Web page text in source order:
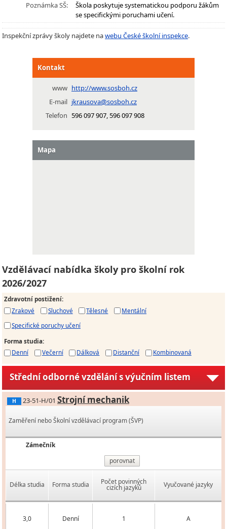
Poznámka SŠ:
Škola poskytuje systematickou podporu žákům
se specifickými poruchami učení.
Inspekční zprávy školy najdete nawebu České školní inspekce.
Kontakt
www http://www.sosboh.cz
E-mail jkrausova@sosboh.cz
Telefon 596 097 907, 596 097 908
Mapa
Vzdělávací nabídka školy pro školní rok
2026/2027
Zdravotní postižení:
Zrakové
Sluchové Tělesné
Mentální
Specifické poruchy učení
Forma studia:
Denní
Večerní Dálková Distanční Kombinovaná
Střední odborné vzdělání s výučním listem
H 23-51-H/01 Strojní mechanik
Zaměření nebo Školní vzdělávací program (ŠVP)
Zámečník
porovnat
Délka studia Forma studia Počet povinných
cizích jazyků Vyučované jazyky
3,0 Denní 1 A